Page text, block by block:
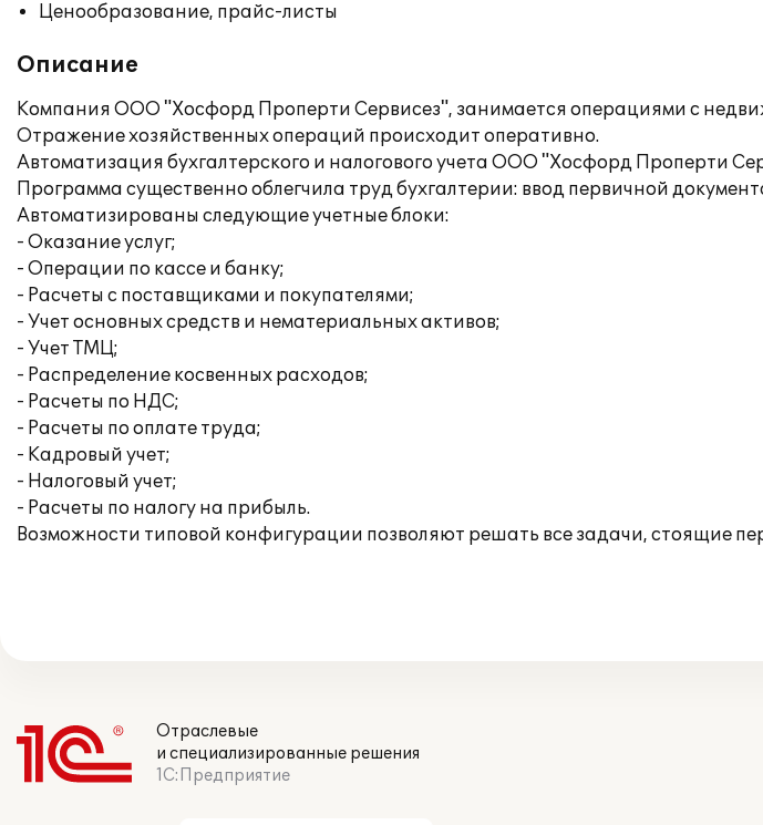
Ценообразование, прайс-листы
Описание
Компания ООО "Хосфорд Проперти Сервисез", занимается операциями с
Отражение хозяйственных операций происходит оперативно.
Автоматизация бухгалтерского и налогового учета ООО "Хосфорд Проперти
Программа существенно облегчила труд бухгалтерии: ввод первичной
Автоматизированы следующие учетные блоки:
- Оказание услуг;
- Операции по кассе и банку;
- Расчеты с поставщиками и покупателями;
- Учет основных средств и нематериальных активов;
- Учет ТМЦ;
- Распределение косвенных расходов;
- Расчеты по НДС;
- Расчеты по оплате труда;
- Кадровый учет;
- Налоговый учет;
- Расчеты по налогу на прибыль.
Возможности типовой конфигурации позволяют решать все задачи, стоящие
Отраслевые
и специализированные решения
1С:Предприятие